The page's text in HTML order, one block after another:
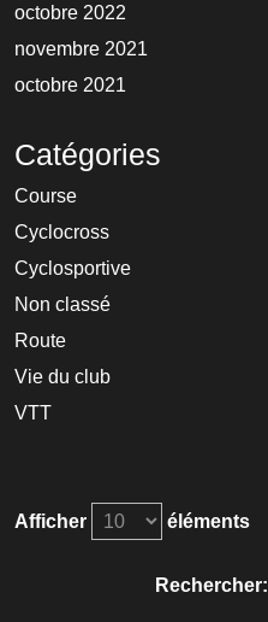
octobre 2022
novembre 2021
octobre 2021
Catégories
Course
Cyclocross
Cyclosportive
Non classé
Route
Vie du club
VTT
Afficher éléments
Rechercher: